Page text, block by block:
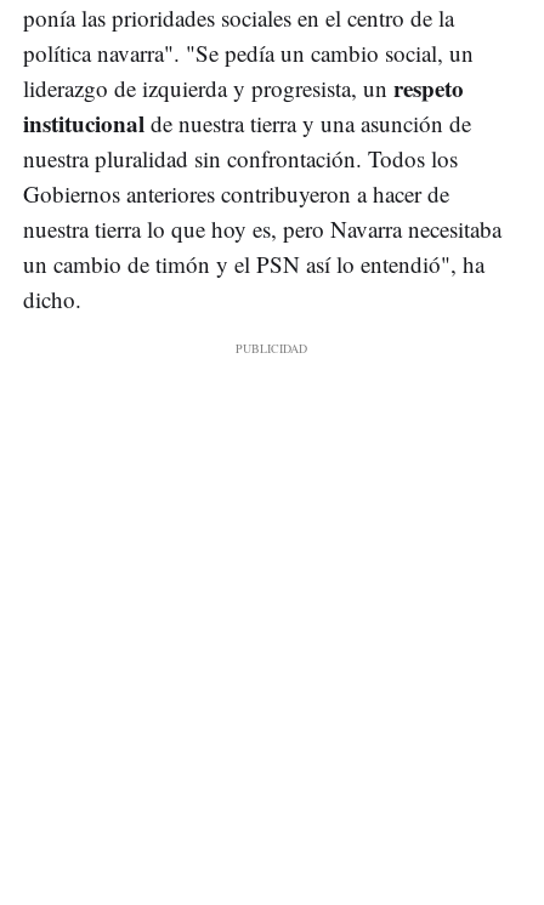
ponía las prioridades sociales en el centro de la
política navarra". "Se pedía un cambio social, un
liderazgo de izquierda y progresista, un respeto
institucional de nuestra tierra y una asunción de
nuestra pluralidad sin confrontación. Todos los
Gobiernos anteriores contribuyeron a hacer de
nuestra tierra lo que hoy es, pero Navarra necesitaba
un cambio de timón y el PSN así lo entendió", ha
dicho.